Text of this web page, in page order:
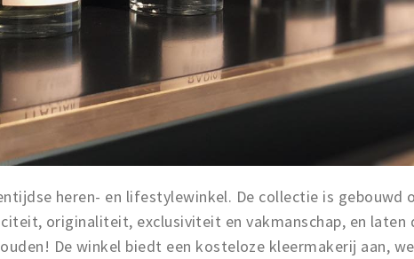
heren- en lifestylewinkel. De collectie is gebouwd
originaliteit, exclusiviteit en vakmanschap, en laten
De winkel biedt een kosteloze kleermakerij aan,